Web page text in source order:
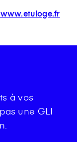
à vos
une GLI